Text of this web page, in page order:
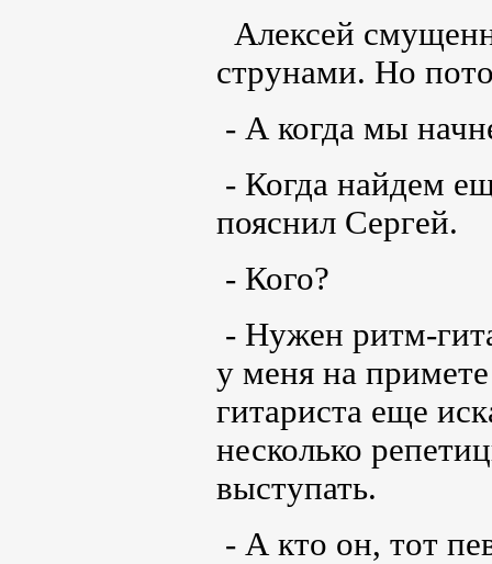
Алексей
струнами. Но
- А когда мы
- Когда найдем
пояснил Сергей.
- Кого?
- Нужен ритм-
у меня на
гитариста еще
несколько
выступать.
- А кто он, тот